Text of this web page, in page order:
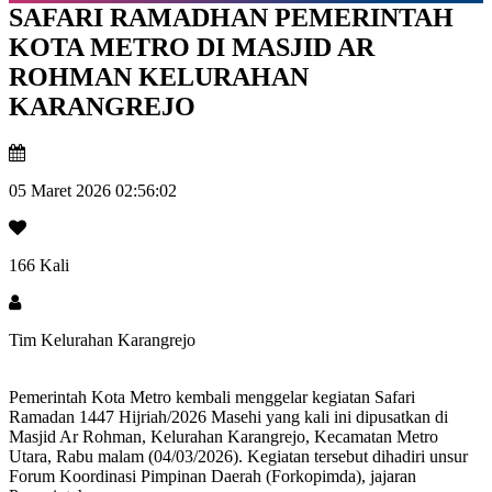
SAFARI RAMADHAN PEMERINTAH
KOTA METRO DI MASJID AR
ROHMAN KELURAHAN
KARANGREJO
05 Maret 2026 02:56:02
166 Kali
Tim Kelurahan Karangrejo
Pemerintah Kota Metro kembali menggelar kegiatan Safari
Ramadan 1447 Hijriah/2026 Masehi yang kali ini dipusatkan di
Masjid Ar Rohman, Kelurahan Karangrejo, Kecamatan Metro
Utara, Rabu malam (04/03/2026). Kegiatan tersebut dihadiri unsur
Forum Koordinasi Pimpinan Daerah (Forkopimda), jajaran